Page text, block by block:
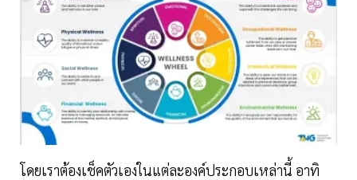
โดยเราต้องเช็คตัวเองในแต่ละองค์ประกอบเหล่านี้ อาทิ